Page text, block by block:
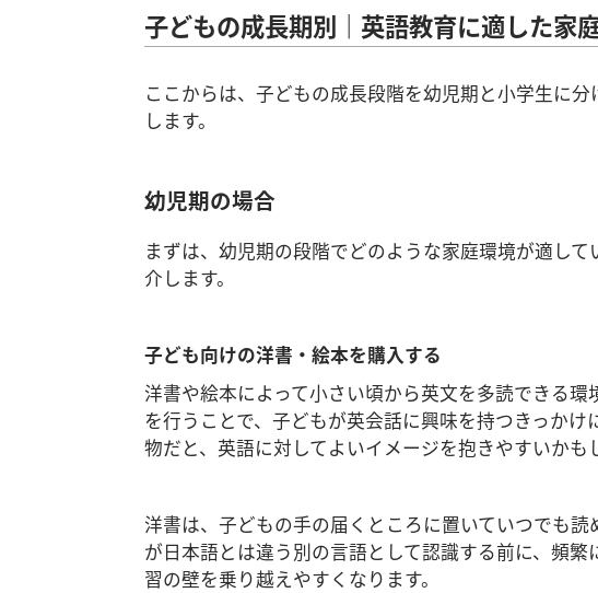
子どもの成長期別｜英語教育に適した家
ここからは、子どもの成長段階を幼児期と小学生に
します。
幼児期の場合
まずは、幼児期の段階でどのような家庭環境が適し
介します。
子ども向けの洋書・絵本を購入する
洋書や絵本によって小さい頃から英文を多読できる
を行うことで、子どもが英会話に興味を持つきっか
物だと、英語に対してよいイメージを抱きやすいかも
洋書は、子どもの手の届くところに置いていつでも
が日本語とは違う別の言語として認識する前に、頻
習の壁を乗り越えやすくなります。